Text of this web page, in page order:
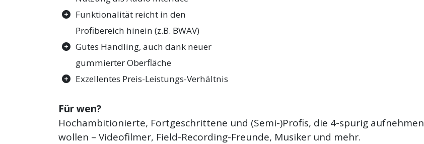
Funktionalität reicht in den
Profibereich hinein (z.B. BWAV)
Gutes Handling, auch dank neuer
gummierter Oberfläche
Exzellentes Preis-Leistungs-Verhältnis
Für wen?
Hochambitionierte, Fortgeschrittene und (Semi-)Profis, die 4-spurig aufnehmen
wollen – Videofilmer, Field-Recording-Freunde, Musiker und mehr.